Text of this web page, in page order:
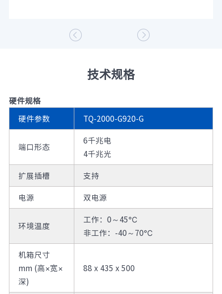
 
技术规格
硬件规格
硬件参数
TQ-2000-G920-G
端口形态
6千兆电
4千兆光
扩展插槽
支持
电源
双电源
环境温度
工作：0～45℃
非工作：-40～70℃
机箱尺寸
mm (高×宽×
深)
88 x 435 x 500